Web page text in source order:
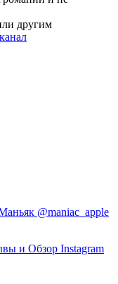
другим
@maniac_apple
и Обзор Instagram